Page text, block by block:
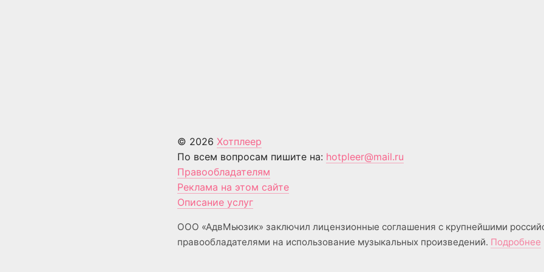
© 2026 Хотплеер
По всем вопросам пишите на: hotpleer@mail.ru
Правообладателям
Реклама на этом сайте
Описание услуг
ООО «АдвМьюзик» заключил лицензионные соглашения с крупнейшими
правообладателями на использование музыкальных произведений. Подробнее